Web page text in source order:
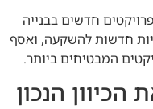
חדשים בבנייה
חדשות להשקעה, ואסף
המבטיחים ביותר.
הנכון